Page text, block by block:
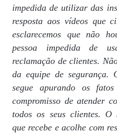
impedida de utilizar das
resposta aos vídeos que
esclarecemos que não
pessoa impedida de
reclamação de clientes.
da equipe de segurança.
segue apurando os
compromisso de atender
todos os seus clientes. O
que recebe e acolhe com